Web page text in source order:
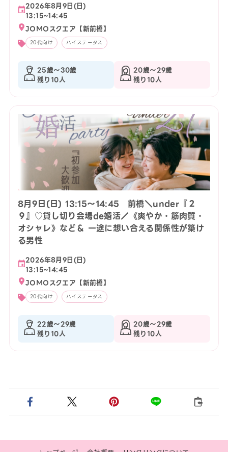
2026年8月9日(日)
13:15~14:45
JOMOスクエア【新前橋】
20代向け ハイステータス
25歳〜30歳
残り10人
20歳〜29歳
残り10人
8月9日(日) 13:15〜14:45 前橋＼under『２
９』♡貸し切り会場de婚活／《爽やか・筋肉質・
オシャレ》など＆ 一途に想い合える関係性が築け
る男性
2026年8月9日(日)
13:15~14:45
JOMOスクエア【新前橋】
20代向け ハイステータス
22歳〜29歳
残り10人
20歳〜29歳
残り10人